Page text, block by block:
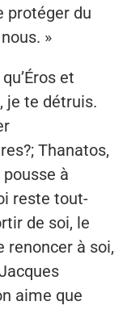
protéger du
»
et
je te détruis.
Thanatos,
à
reste tout-
de soi, le
renoncer à soi,
aime que